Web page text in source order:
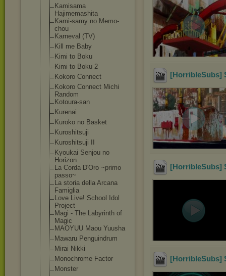
Kamisama
Hajimemashita
Kami-samy no Memo-
chou
Karneval (TV)
Kill me Baby
Kimi to Boku
Kimi to Boku 2
Kokoro Connect
Kokoro Connect Michi
Random
Kotoura-san
Kurenai
Kuroko no Basket
Kuroshitsuji
Kuroshitsuji II
Kyoukai Senjou no
Horizon
La Corda D'Oro ~primo
passo~
La storia della Arcana
Famiglia
Love Live! School Idol
Project
Magi - The Labyrinth of
Magic
MAOYUU Maou Yuusha
Mawaru Penguindrum
Mirai Nikki
Monochrome Factor
Monster
[HorribleSubs]
[HorribleSubs]
[HorribleSubs]